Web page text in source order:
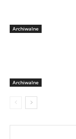
Archiwalne
Archiwalne